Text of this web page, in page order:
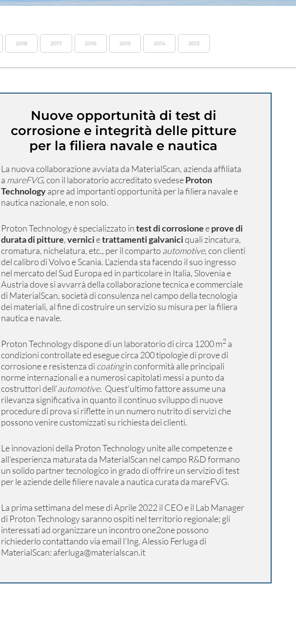
2018 2017 2016 2015 2014 2013
Nuove opportunità di test di
corrosione e integrità delle pitture
per la filiera navale e nautica
La nuova collaborazione avviata da MaterialScan, azienda affiliata
a mareFVG, con il laboratorio accreditato svedeseProton
Technologyapre ad importanti opportunità per la filiera navale e
nautica nazionale, e non solo.
Proton Technologyè specializzato intest di corrosioneeprove di
durata di pitture,vernicietrattamenti galvaniciquali zincatura,
cromatura, nichelatura, etc., per il comparto automotive, con clienti
del calibro di Volvo e Scania. L’azienda sta facendo il suo ingresso
nel mercato del Sud Europa ed in particolare in Italia, Slovenia e
Austria dove si avvarrà della collaborazione tecnica e commerciale
di MaterialScan, società di consulenza nel campo della tecnologia
dei materiali, al fine di costruire un servizio su misura per la filiera
nautica e navale.
Proton Technology dispone di un laboratorio di circa 1200 m2a
condizioni controllate ed esegue circa 200 tipologie di prove di
corrosione e resistenza di coatingin conformità alle principali
norme internazionali e a numerosi capitolati messi a punto da
costruttori dell’automotive. Quest’ultimo fattore assume una
rilevanza significativa in quanto il continuo sviluppo di nuove
procedure di prova si riflette in un numero nutrito di servizi che
possono venire customizzati su richiesta dei clienti.
Le innovazioni della Proton Technology unite alle competenze e
all’esperienza maturata da MaterialScan nel campo R&D formano
un solido partner tecnologico in grado di offrire un servizio di test
per le aziende delle filiere navale a nautica curata da mareFVG.
La prima settimana del mese di Aprile 2022 il CEO e il Lab Manager
di Proton Technology saranno ospiti nel territorio regionale; gli
interessati ad organizzare un incontro one2one possono
richiederlo contattando via email l’Ing. Alessio Ferluga di
MaterialScan: aferluga@materialscan.it